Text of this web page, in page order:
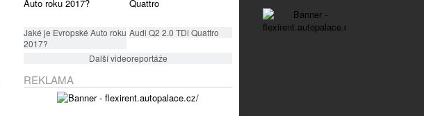
Jaké je Evropské Auto roku
2017?
Audi Q2 2.0 TDi Quattro
Další videoreportáže
REKLAMA